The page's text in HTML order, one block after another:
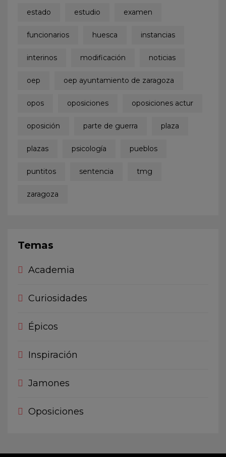
estado estudio examen
funcionarios huesca instancias
interinos modificación noticias
oep oep ayuntamiento de zaragoza
opos oposiciones oposiciones actur
oposición parte de guerra plaza
plazas psicología pueblos
puntitos sentencia tmg
zaragoza
Temas
Academia
Curiosidades
Épicos
Inspiración
Jamones
Oposiciones